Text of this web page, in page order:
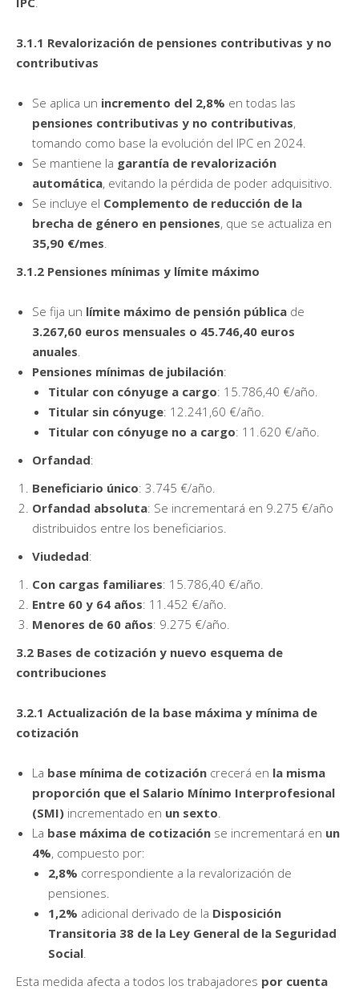
3.1.1 Revalorización de pensiones contributivas y no
contributivas
Se aplica un incremento del 2,8% en todas las
pensiones contributivas y no contributivas,
tomando como base la evolución del IPC en 2024.
Se mantiene la garantía de revalorización
automática, evitando la pérdida de poder adquisitivo.
Se incluye el Complemento de reducción de la
brecha de género en pensiones, que se actualiza en
35,90 €/mes
3.1.2 Pensiones mínimas y límite máximo
Se fija un límite máximo de pensión pública de
3.267,60 euros mensuales o 45.746,40 euros
anuales
Pensiones mínimas de jubilación:
Titular con cónyuge a cargo: 15.786,40 €/año.
Titular sin cónyuge: 12.241,60 €/año.
Titular con cónyuge no a cargo: 11.620 €/año.
Orfandad:
Beneficiario único: 3.745 €/año.
Orfandad absoluta: Se incrementará en 9.275 €/año
distribuidos entre los beneficiarios.
Viudedad:
Con cargas familiares: 15.786,40 €/año.
Entre 60 y 64 años: 11.452 €/año.
Menores de 60 años: 9.275 €/año.
3.2 Bases de cotización y nuevo esquema de
contribuciones
3.2.1 Actualización de la base máxima y mínima de
cotización
La base mínima de cotización crecerá en la misma
proporción que el Salario Mínimo Interprofesional
(SMI) incrementado en un sexto
La base máxima de cotización se incrementará en un
4%, compuesto por:
2,8% correspondiente a la revalorización de
pensiones.
1,2% adicional derivado de la Disposición
Transitoria 38 de la Ley General de la Seguridad
Social
Esta medida afecta a todos los trabajadores por cuenta